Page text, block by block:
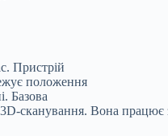
Пристрій
положення
Базова
сканування. Вона працює